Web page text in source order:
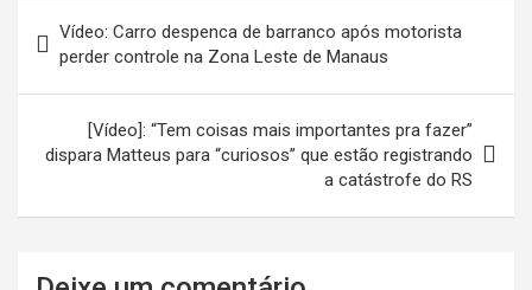
de
Post
Vídeo: Carro despenca de barranco após motorista
perder controle na Zona Leste de Manaus
[Vídeo]: “Tem coisas mais importantes pra fazer”
dispara Matteus para “curiosos” que estão registrando
a catástrofe do RS